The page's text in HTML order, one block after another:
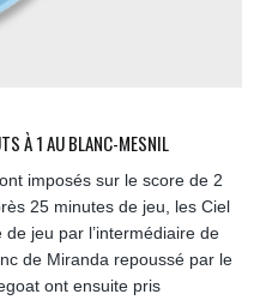
À 1 AU BLANC-MESNIL
imposés sur le score de 2
25 minutes de jeu, les Ciel
jeu par l’intermédiaire de
de Miranda repoussé par le
ont ensuite pris